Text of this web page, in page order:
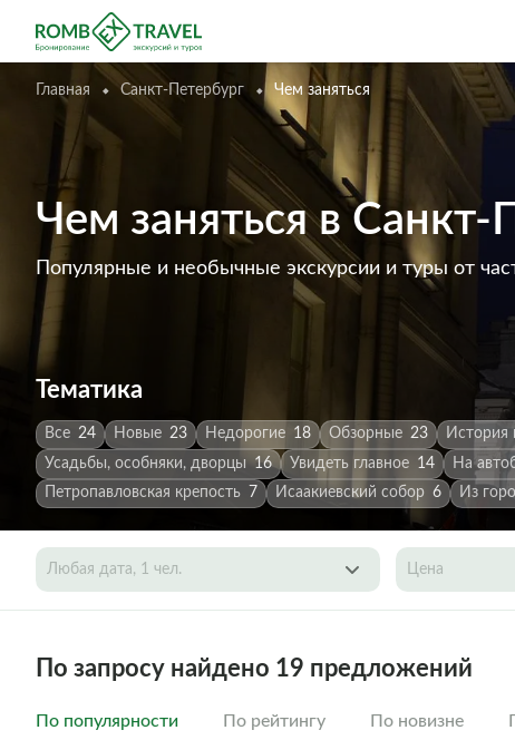
Главная Санкт-Петербург Чем заняться
Чем заняться в Санкт-
Популярные и необычные экскурсии и туры от
Тематика
Все 24 Новые 23 Недорогие 18 Обзорные 23 История
Усадьбы, особняки, дворцы
16 Увидеть главное 14 На
Петропавловская крепость
7 Исаакиевский собор 6 Из
Любая дата, 1 чел. Цена
По запросу найдено 19 предложений
По популярности По рейтингу По новизне